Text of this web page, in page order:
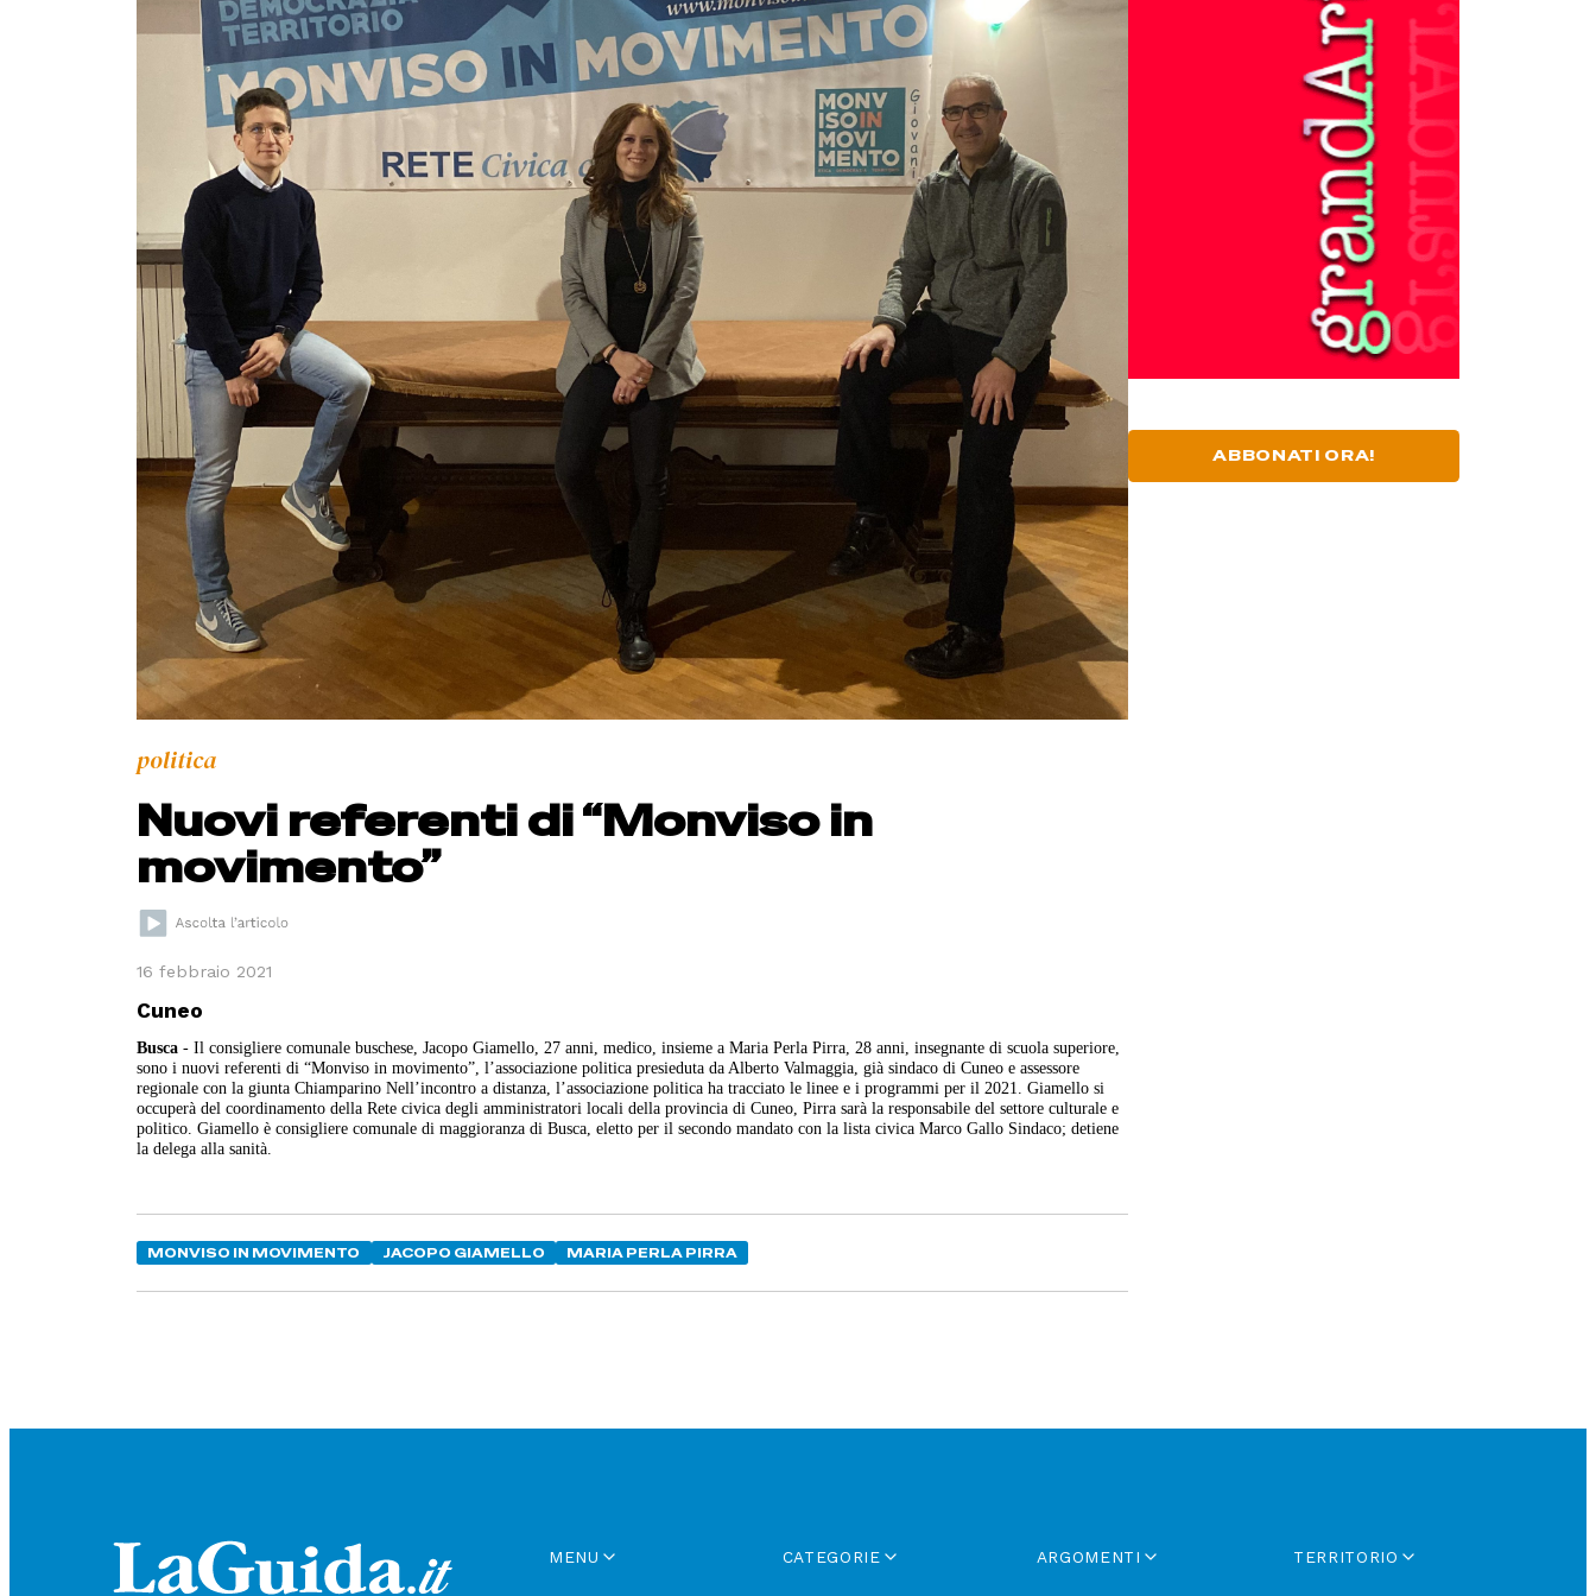
politica
Nuovi referenti di “Monviso in
movimento”
16 febbraio 2021
Cuneo
Busca - Il consigliere comunale buschese, Jacopo Giamello, 27 anni, medico, insieme a Maria Perla Pirra, 28 anni, insegnante di scuola superiore,
sono i nuovi referenti di “Monviso in movimento”, l’associazione politica presieduta da Alberto Valmaggia, già sindaco di Cuneo e assessore
regionale con la giunta Chiamparino Nell’incontro a distanza, l’associazione politica ha tracciato le linee e i programmi per il 2021. Giamello si
occuperà del coordinamento della Rete civica degli amministratori locali della provincia di Cuneo, Pirra sarà la responsabile del settore culturale e
politico. Giamello è consigliere comunale di maggioranza di Busca, eletto per il secondo mandato con la lista civica Marco Gallo Sindaco; detiene
la delega alla sanità.
MONVISO IN MOVIMENTO JACOPO GIAMELLO MARIA PERLA PIRRA
ABBONATI ORA!
MENU CATEGORIE ARGOMENTI TERRITORIO